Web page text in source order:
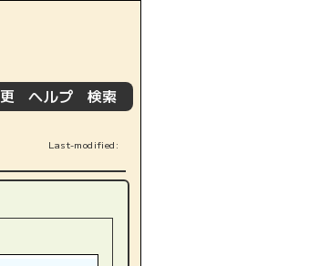
|ヘルプ 検索
Last-modified: